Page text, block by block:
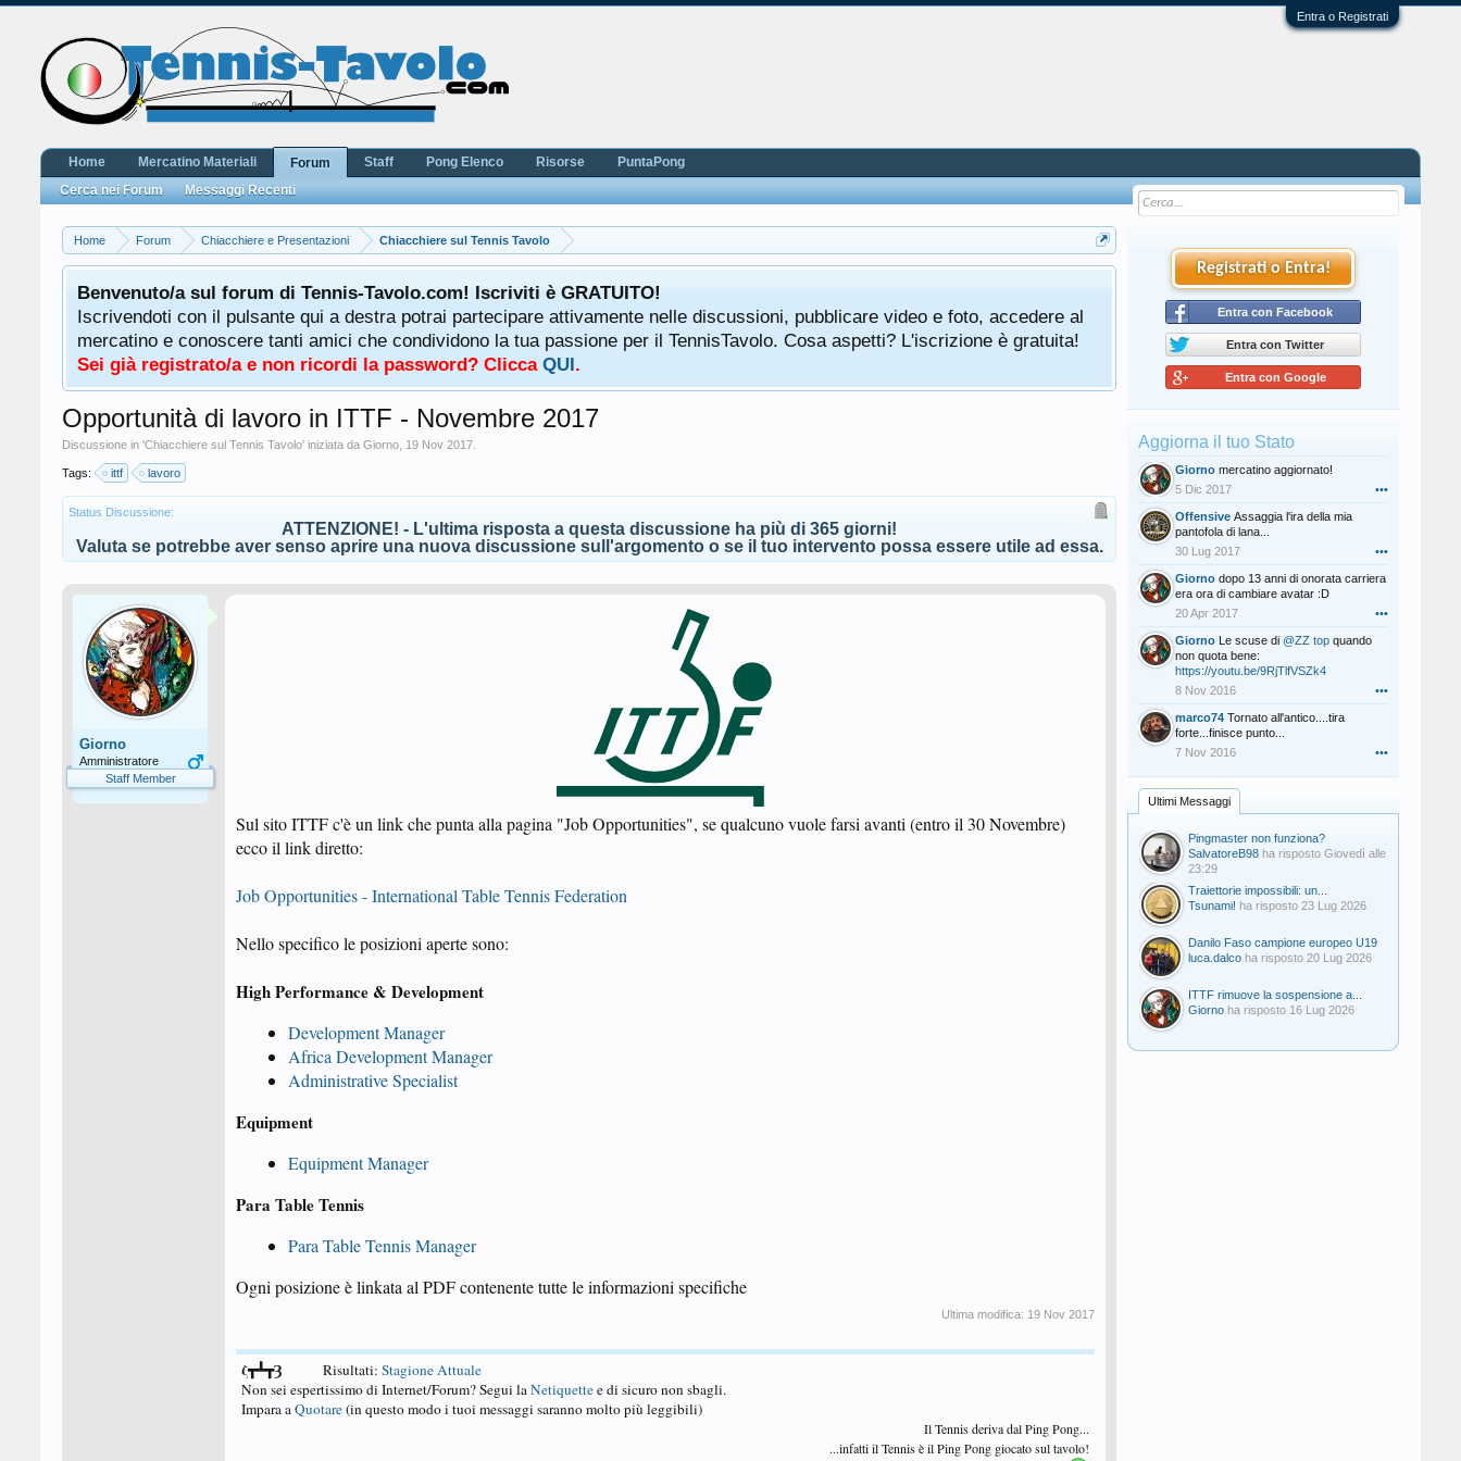
Entra o Registrati
Home Forum Chiacchiere e Presentazioni Chiacchiere sul Tennis Tavolo
Benvenuto/a sul forum di Tennis-Tavolo.com! Iscriviti è GRATUITO!
Iscrivendoti con il pulsante qui a destra potrai partecipare attivamente nelle discussioni, pubblicare video e foto, accedere al
mercatino e conoscere tanti amici che condividono la tua passione per il TennisTavolo. Cosa aspetti? L'iscrizione è gratuita!
Sei già registrato/a e non ricordi la password? Clicca QUI.
Opportunità di lavoro in ITTF - Novembre 2017
Discussione in 'Chiacchiere sul Tennis Tavolo' iniziata da Giorno 19 Nov 2017
Tags: ittf lavoro
Status Discussione:
ATTENZIONE! - L'ultima risposta a questa discussione ha più di 365 giorni!
Valuta se potrebbe aver senso aprire una nuova discussione sull'argomento o se il tuo intervento possa essere utile ad essa.
Giorno
Amministratore
Staff Member
Sul sito ITTF c'è un link che punta alla pagina "Job Opportunities", se qualcuno vuole farsi avanti (entro il 30 Novembre)
ecco il link diretto:
Job Opportunities - International Table Tennis Federation
Nello specifico le posizioni aperte sono:
High Performance & Development
Development Manager
Africa Development Manager
Administrative Specialist
Equipment
Equipment Manager
Para Table Tennis
Para Table Tennis Manager
Ogni posizione è linkata al PDF contenente tutte le informazioni specifiche
Ultima modifica: 19 Nov 2017
ζ┳┻┳Ȝ Risultati: Stagione Attuale
Non sei espertissimo di Internet/Forum? Segui laNetiquettee di sicuro non sbagli.
Impara aQuotare(in questo modo i tuoi messaggi saranno molto più leggibili)
Il Tennis deriva dal Ping Pong...
...infatti il Tennis è il Ping Pong giocato sul tavolo!
Registrati o Entra!
Entra con Facebook
Entra con Twitter
Entra con Google
Aggiorna il tuo Stato
Giorno mercatino aggiornato!
5 Dic 2017
•••
Offensive Assaggia l'ira della mia
pantofola di lana...
30 Lug 2017
•••
Giorno dopo 13 anni di onorata carriera
era ora di cambiare avatar :D
20 Apr 2017
•••
Giorno Le scuse di @ZZ top quando
non quota bene:
https://youtu.be/9RjTlfVSZk4
8 Nov 2016
•••
marco74 Tornato all'antico....tira
forte...finisce punto...
7 Nov 2016
•••
Ultimi Messaggi
Pingmaster non funziona?
SalvatoreB98 ha risposto Giovedì alle
23:29
Traiettorie impossibili: un...
Tsunami! ha risposto 23 Lug 2026
Danilo Faso campione europeo U19
luca.dalco ha risposto 20 Lug 2026
ITTF rimuove la sospensione a...
Giorno ha risposto 16 Lug 2026
Home Mercatino Materiali
Forum
Cerca nei Forum
Messaggi Recenti
Staff Pong Elenco Risorse PuntaPong